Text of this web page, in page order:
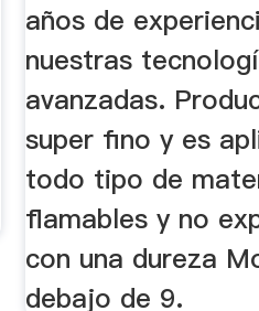
años de
nuestras
avanzadas.
super fino y es
todo tipo de
flamables y no
con una dureza
debajo de 9.